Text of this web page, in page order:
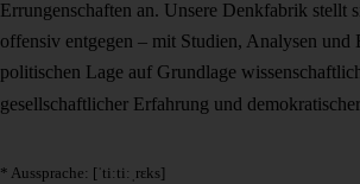
Errungenschaften an. Unsere Denkfabrik stellt
offensiv entgegen – mit Studien, Analysen und
politischen Lage auf Grundlage wissen
gesellschaftlicher Erfahrung und
* Aussprache: [ˈtiːtiːˌrɛks]